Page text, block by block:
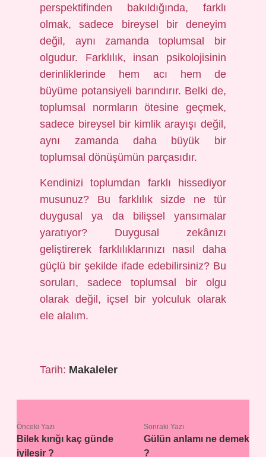
perspektifinden bakıldığında, farklı
olmak, sadece bireysel bir deneyim
değil, aynı zamanda toplumsal bir
olgudur. Farklılık, insan psikolojisinin
derinliklerinde hem acı hem de
büyüme potansiyeli barındırır. Belki de,
toplumsal normların ötesine geçmek,
sadece bireysel bir kimlik arayışı değil,
aynı zamanda daha büyük bir
toplumsal dönüşümün parçasıdır.
Kendinizi toplumdan farklı hissediyor
musunuz? Bu farklılık sizde ne tür
duygusal ya da bilişsel yansımalar
yaratıyor? Duygusal zekânızı
geliştirerek farklılıklarınızı nasıl daha
güçlü bir şekilde ifade edebilirsiniz? Bu
soruları, sadece toplumsal bir olgu
olarak değil, içsel bir yolculuk olarak
ele alalım.
Tarih: Makaleler
Önceki Yazı
Bilek kırığı kaç günde
iyileşir ?
Sonraki Yazı
Gülün anlamı ne demek
?